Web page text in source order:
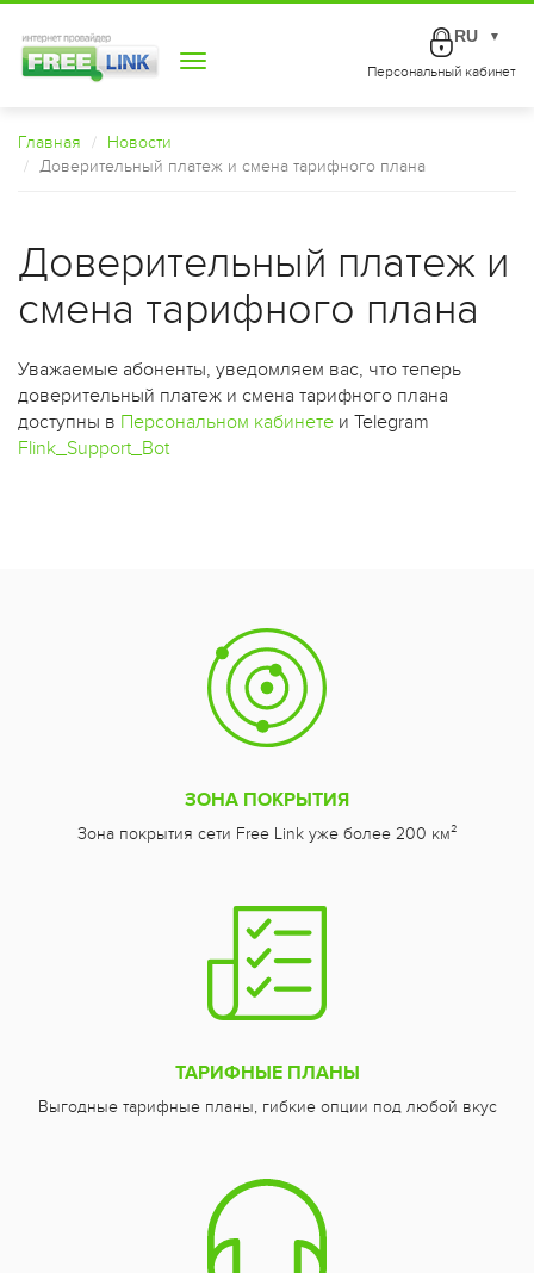
Toggle
Персональный кабинет
RU ▼
Главная
Новости
Доверительный платеж и смена тарифного плана
Доверительный платеж и
смена тарифного плана
Уважаемые абоненты, уведомляем вас, что теперь
доверительный платеж и смена тарифного плана
доступны в Персональном кабинете и Telegram
Flink_Support_Bot
ЗОНА ПОКРЫТИЯ
Зона покрытия сети Free Link уже более 200 км²
ТАРИФНЫЕ ПЛАНЫ
Выгодные тарифные планы, гибкие опции под любой вкус